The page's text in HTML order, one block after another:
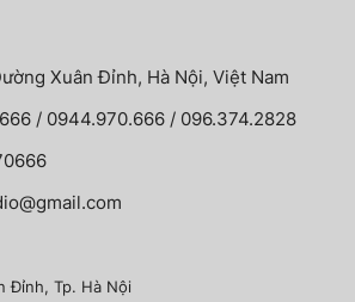
Xuân Đỉnh, Hà Nội, Việt Nam
/ 0944.970.666 / 096.374.2828
Đỉnh, Tp. Hà Nội